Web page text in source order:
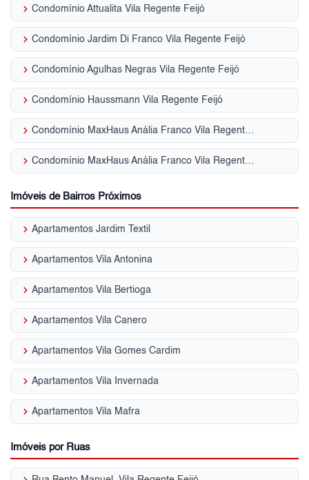
keyboard_arrow_right Condomínio Attualita Vila Regente Feijó
keyboard_arrow_right Condomínio Jardim Di Franco Vila Regente Feijó
keyboard_arrow_right Condomínio Agulhas Negras Vila Regente Feijó
keyboard_arrow_right Condomínio Haussmann Vila Regente Feijó
keyboard_arrow_right Condomínio MaxHaus Anália Franco Vila Regente Feijó
keyboard_arrow_right Condomínio MaxHaus Anália Franco Vila Regente Feijó
Imóveis de Bairros Próximos
keyboard_arrow_right Apartamentos Jardim Textil
keyboard_arrow_right Apartamentos Vila Antonina
keyboard_arrow_right Apartamentos Vila Bertioga
keyboard_arrow_right Apartamentos Vila Canero
keyboard_arrow_right Apartamentos Vila Gomes Cardim
keyboard_arrow_right Apartamentos Vila Invernada
keyboard_arrow_right Apartamentos Vila Mafra
Imóveis por Ruas